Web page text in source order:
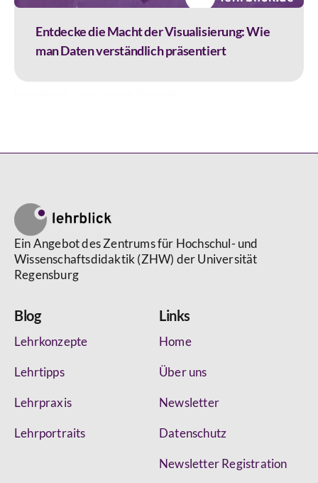
Entdecke die Macht der Visualisierung: Wie
man Daten verständlich präsentiert
Ein Angebot des Zentrums für Hochschul- und
Wissenschaftsdidaktik (ZHW) der Universität
Regensburg
Blog
Lehrkonzepte
Lehrtipps
Lehrpraxis
Lehrportraits
Links
Home
Über uns
Newsletter
Datenschutz
Newsletter Registration